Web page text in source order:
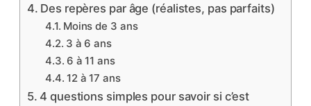
Des repères par âge (réalistes, pas parfaits)
Moins de 3 ans
3 à 6 ans
6 à 11 ans
12 à 17 ans
4 questions simples pour savoir si c’est